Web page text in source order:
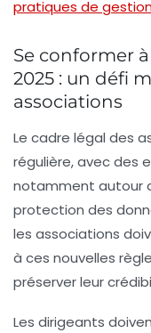
pratiques de
Se conformer
2025 : un défi
associations
Le cadre légal des
régulière, avec des
notamment autour
protection des
les associations
à ces nouvelles
préserver leur
Les dirigeants